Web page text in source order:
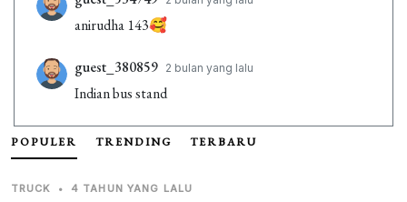
anirudha 143🥰
guest_380859 2 bulan yang lalu
Indian bus stand
guest_999680 3 bulan yang lalu
محمد عبد السلام
POPULER TRENDING TERBARU
TRUCK • 4 TAHUN YANG LALU